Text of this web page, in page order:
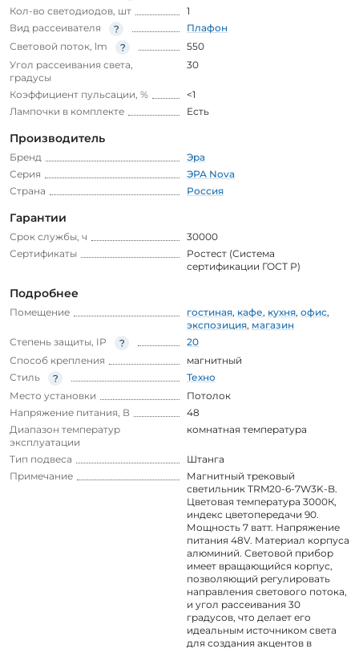
Кол-во светодиодов, шт
1
Вид рассеивателя
Плафон
Световой поток, lm
550
Угол рассеивания света,
градусы
30
Коэффициент пульсации, %
<1
Лампочки в комплекте
Есть
Производитель
Бренд
Эра
Серия
ЭРА Nova
Страна
Россия
Гарантии
Срок службы, ч
30000
Сертификаты
Ростест (Система
сертификации ГОСТ Р)
Подробнее
Помещение гостиная, кафе, кухня, офис,
экспозиция, магазин
Степень защиты, IP
20
Способ крепления
магнитный
Стиль
Техно
Место установки
Потолок
Напряжение питания, В
48
Диапазон температур
эксплуатации
комнатная температура
Тип подвеса
Штанга
Примечание
Магнитный трековый
светильник TRM20-6-7W3K-B.
Цветовая температура 3000К,
индекс цветопередачи 90.
Мощность 7 ватт. Напряжение
питания 48V. Материал корпуса
алюминий. Световой прибор
имеет вращающийся корпус,
позволяющий регулировать
направления светового потока,
и угол рассеивания 30
градусов, что делает его
идеальным источником света
для создания акцентов в